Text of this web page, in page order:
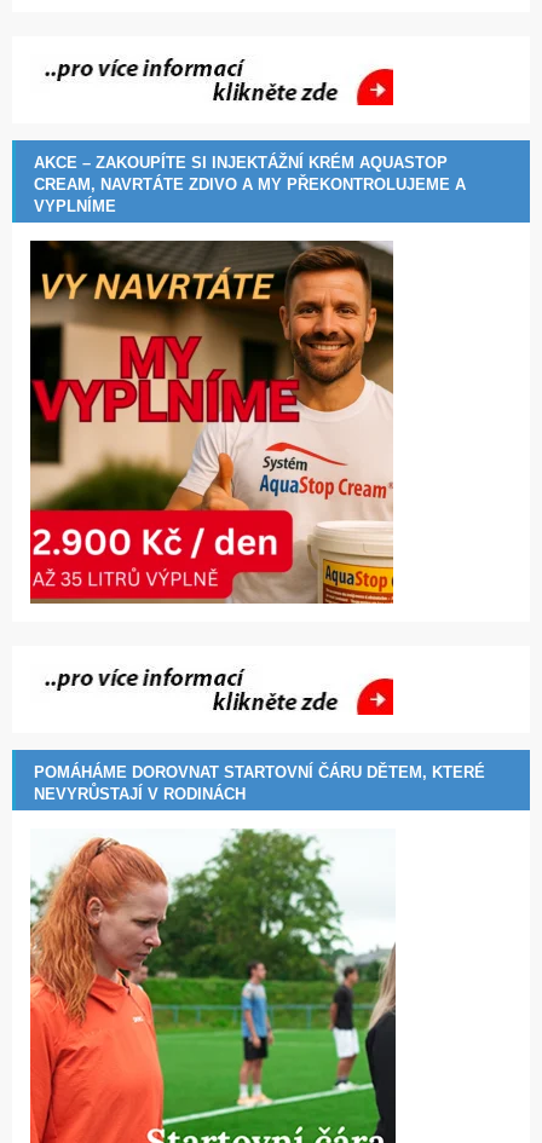
AKCE – ZAKOUPÍTE SI INJEKTÁŽNÍ KRÉM AQUASTOP
CREAM, NAVRTÁTE ZDIVO A MY PŘEKONTROLUJEME A
VYPLNÍME
POMÁHÁME DOROVNAT STARTOVNÍ ČÁRU DĚTEM, KTERÉ
NEVYRŮSTAJÍ V RODINÁCH